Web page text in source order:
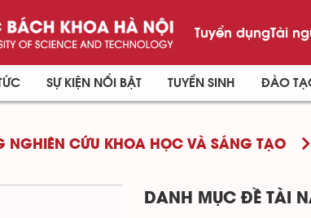
Tuyển dụngTài
SỰ KIỆN NỔI BẬT TUYỂN SINH ĐÀO
NGHIÊN CỨU KHOA HỌC VÀ SÁNG TẠO
DANH MỤC ĐỀ TÀI